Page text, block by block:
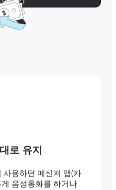
로 유지
사용하던 메신저 앱(카
음성통화를 하거나